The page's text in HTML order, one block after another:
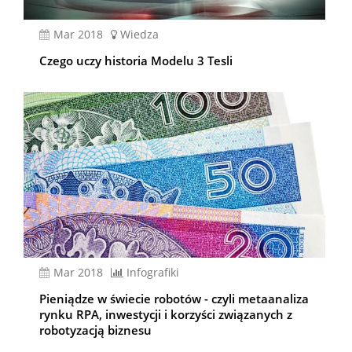
mar 2018 Wiedza
Czego uczy historia Modelu 3 Tesli
mar 2018 Infografiki
Pieniądze w świecie robotów - czyli metaanaliza
rynku RPA, inwestycji i korzyści związanych z
robotyzacją biznesu